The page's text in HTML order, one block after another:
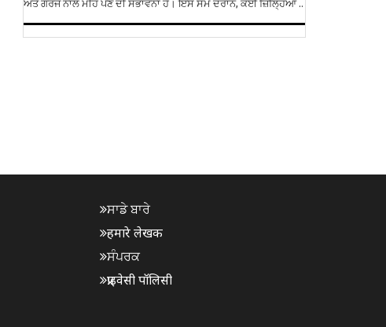
ਅਤੇ ਗਰਜ ਨਾਲ ਮੀਂਹ ਪੈਣ ਦੀ ਸੰਭਾਵਨਾ ਹੈ। ਇਸ ਸਮੇਂ ਦੌਰਾਨ, ਕਈ ਜ਼ਿਲ੍ਹਿਆਂ ..
ਸਾਡੇ ਬਾਰੇ
हमारे लेखक
ਸੰਪਰਕ
प्राइवेसी पॉलिसी